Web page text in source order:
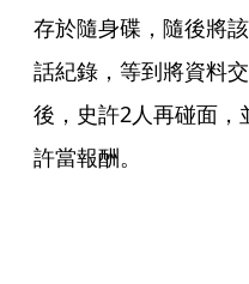
存於隨身碟，隨後將
話紀錄，等到將資料
後，史許2人再碰面
許當報酬。